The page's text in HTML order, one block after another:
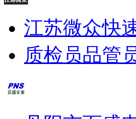
江苏微众快
质检员品管